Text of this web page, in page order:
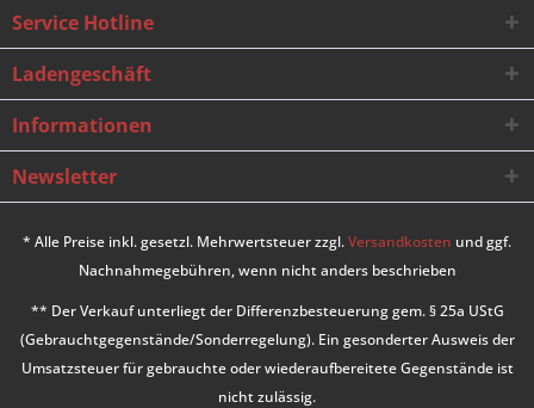
Service Hotline
Ladengeschäft
Informationen
Newsletter
* Alle Preise inkl. gesetzl. Mehrwertsteuer zzgl.Versandkosten und ggf.
Nachnahmegebühren, wenn nicht anders beschrieben
** Der Verkauf unterliegt der Differenzbesteuerung gem. § 25a UStG
(Gebrauchtgegenstände/Sonderregelung). Ein gesonderter Ausweis der
Umsatzsteuer für gebrauchte oder wiederaufbereitete Gegenstände ist
nicht zulässig.